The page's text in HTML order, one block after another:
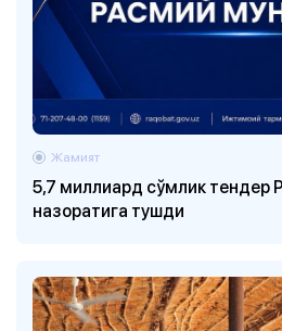
5,7 миллиард сўмлик тендер
назоратига тушди
Жамият